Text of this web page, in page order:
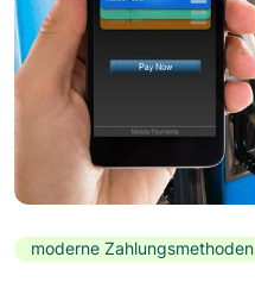
moderne Zahlungsmethoden